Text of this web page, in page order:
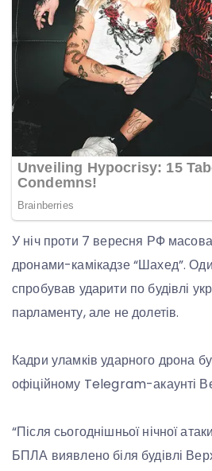
У ніч проти 7 вересня РФ
дронами-камікадзе “Шахед”.
спробував ударити по будівлі
парламенту, але не долетів.
Кадри уламків ударного дрона
офіційному Telegram-акаунті
“Після сьогоднішньої нічної
БПЛА виявлено біля будівлі